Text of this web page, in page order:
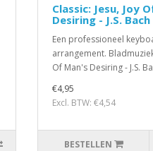
Classic: Jesu, Joy
Desiring - J.S. Bach
Een professioneel
arrangement.
Of Man's Desiring - J.S.
€4,95
Excl. BTW: €4,54
BESTELLEN